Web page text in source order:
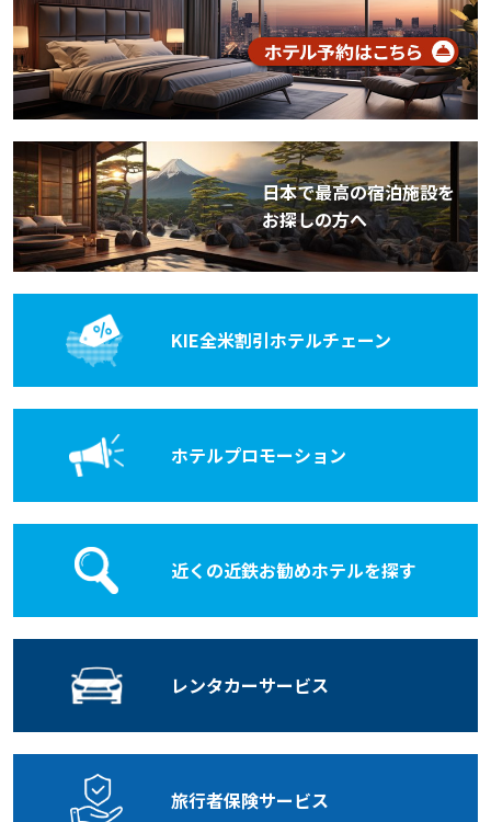
日本で最高の宿泊施設を
お探しの方へ
KIE全米割引ホテルチェーン
ホテルプロモーション
近くの近鉄お勧めホテルを探す
レンタカーサービス
旅行者保険サービス